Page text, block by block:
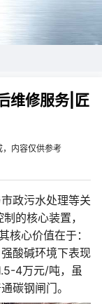
维修服务|匠
内容仅供参考
政污水处理等关
的核心装置，
核心价值在于：
酸碱环境下表现
4万元/吨，虽
碳钢闸门。